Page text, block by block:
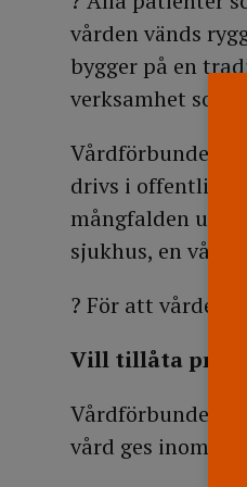
vården vänds
bygger på en
verksamhet som
Vårdförbundet
drivs i offentlig
mångfalden
sjukhus, en
? För att vården
Vill tillåta
Vårdförbundet
vård ges inom